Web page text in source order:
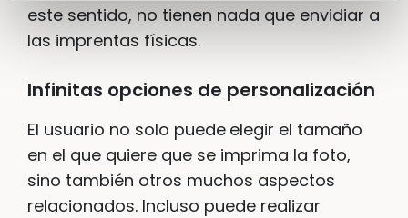
este sentido, no tienen nada que envidiar a
las imprentas físicas.
Infinitas opciones de personalización
El usuario no solo puede elegir el tamaño
en el que quiere que se imprima la foto,
sino también otros muchos aspectos
relacionados. Incluso puede realizar